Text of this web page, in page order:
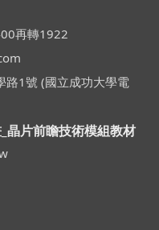
再轉1922
路1號 (國立成功大學電
晶片前瞻技術模組教材